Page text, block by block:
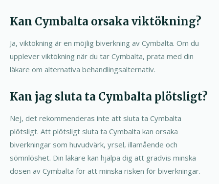
Kan Cymbalta orsaka viktökning?
Ja, viktökning är en möjlig biverkning av Cymbalta. Om du
upplever viktökning när du tar Cymbalta, prata med din
läkare om alternativa behandlingsalternativ.
Kan jag sluta ta Cymbalta plötsligt?
Nej, det rekommenderas inte att sluta ta Cymbalta
plötsligt. Att plötsligt sluta ta Cymbalta kan orsaka
biverkningar som huvudvärk, yrsel, illamående och
sömnlöshet. Din läkare kan hjälpa dig att gradvis minska
dosen av Cymbalta för att minska risken för biverkningar.